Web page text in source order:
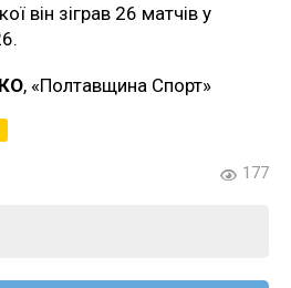
він зіграв 26 матчів у
, «Полтавщина Спорт»
177